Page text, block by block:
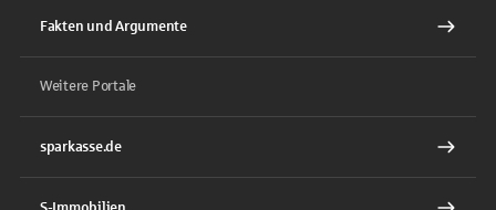
Fakten und Argumente
Weitere Portale
sparkasse.de